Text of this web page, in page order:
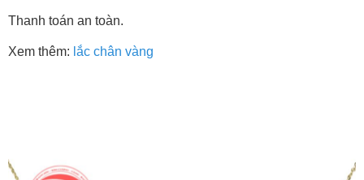
Thanh toán an toàn.
Xem thêm: lắc chân vàng